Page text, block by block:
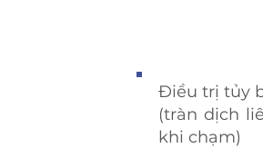
Điều trị tủy
(tràn dịch
khi chạm)